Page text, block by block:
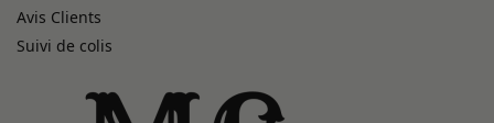
Avis Clients
Suivi de colis